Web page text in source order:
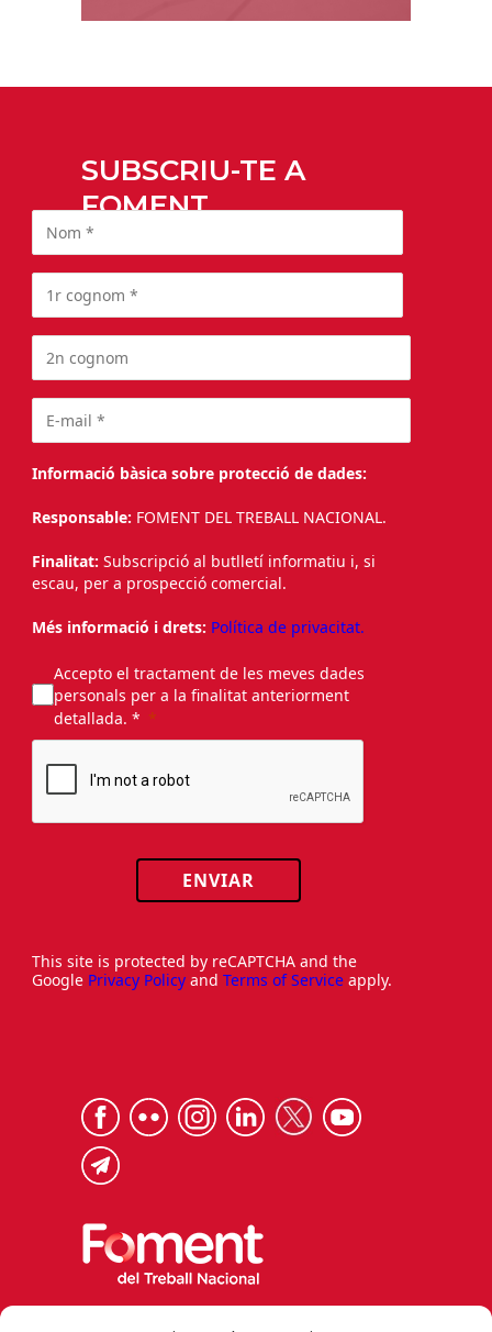
SUBSCRIU-TE A
FOMENT
Informació bàsica sobre protecció de dades:
Responsable: FOMENT DEL TREBALL NACIONAL.
Finalitat: Subscripció al butlletí informatiu i, si
escau, per a prospecció comercial.
Més informació i drets: Política de privacitat.
Accepto el tractament de les meves dades
personals per a la finalitat anteriorment
detallada. *
ENVIAR
This site is protected by reCAPTCHA and the
Google Privacy Policy and Terms of Service apply.